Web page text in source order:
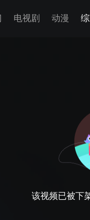
电视剧 动漫
该视频已被下